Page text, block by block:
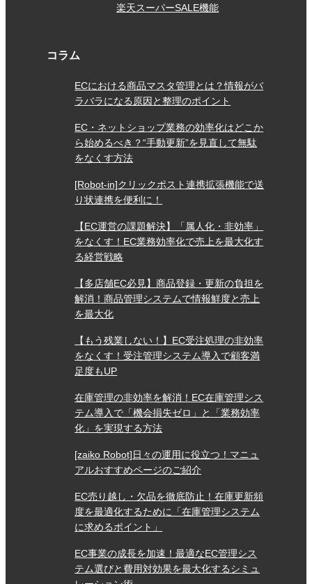
楽天スーパーSALE機能
コラム
ECにおける商品マスタ管理とは？情報がバ
ラバラになる原因と整理のポイント
EC・ネットショップ業務の効率化はどこか
ら始めるべき？“手動更新”を見直して無駄
をなくす方法
[Robot-in]クリックポスト連携拡張機能で送
り状連携を便利に！
【EC運営の課題解決】「属人化・非効率」
をなくす！EC業務効率化で売上を最大化す
る経営戦略
【多店舗EC必見】商品登録・更新の負担を
解消！商品管理システムで情報鮮度と売上
を最大化
【もう残業しない！】EC受注処理の非効率
をなくす！受注管理システム導入で顧客満
足度もUP
在庫管理の非効率を解消！EC在庫管理シス
テム導入で「機会損失ゼロ」と「業務効率
化」を実現する方法
[zaiko Robot]日々の運用に役立つ！マニュ
アルおすすめページのご紹介
EC売り越し・欠品を徹底防止！在庫更新頻
度を最適化するために「在庫管理システム
に求めるポイント」
EC事業の成長を加速！最適なEC管理シス
テム選びと費用対効果を最大化するシミュ